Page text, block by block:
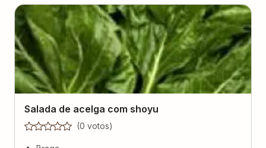
Salada de acelga com shoyu
(0votos)
Braga